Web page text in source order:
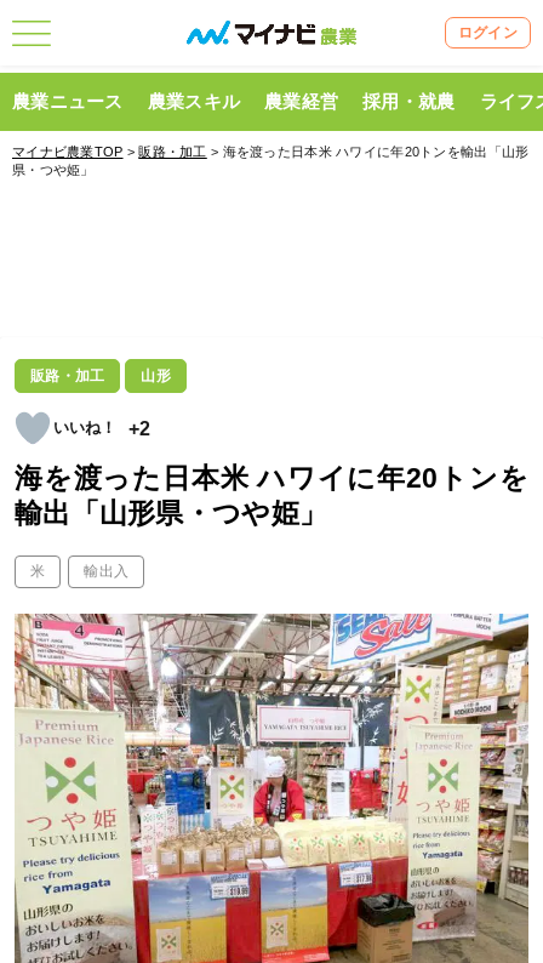
ログイン
農業ニュース 農業スキル 農業経営 採用・就農 ライフ
マイナビ農業TOP >販路・加工 > 海を渡った日本米 ハワイに年20トンを輸出「山形
県・つや姫」
販路・加工 山形
+2
海を渡った日本米 ハワイに年20トンを
輸出「山形県・つや姫」
米 輸出入